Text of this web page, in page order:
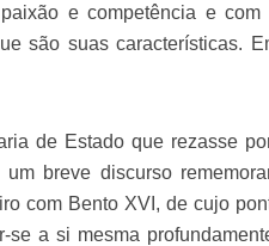
e competência e com
são suas características.
de Estado que rezasse
breve discurso
com Bento XVI, de cujo
se a si mesma